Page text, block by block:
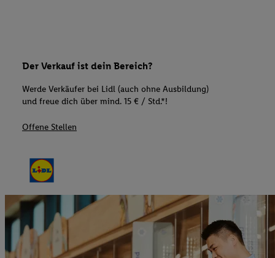
Der Verkauf ist dein Bereich?
Werde Verkäufer bei Lidl (auch ohne Ausbildung)
und freue dich über mind. 15 € / Std.*!
Offene Stellen